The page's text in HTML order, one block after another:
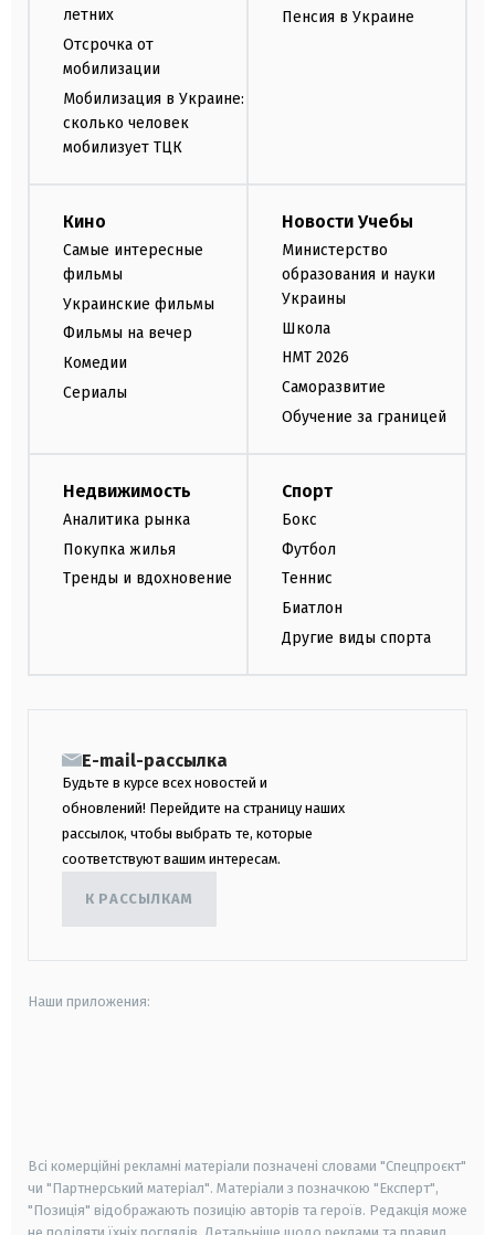
летних
Отсрочка от
мобилизации
Мобилизация в Украине:
сколько человек
мобилизует ТЦК
Пенсия в Украине
Кино
Самые интересные
фильмы
Украинские фильмы
Фильмы на вечер
Комедии
Сериалы
Новости Учебы
Министерство
образования и науки
Украины
Школа
НМТ 2026
Саморазвитие
Обучение за границей
Недвижимость
Аналитика рынка
Покупка жилья
Тренды и вдохновение
Спорт
Бокс
Футбол
Теннис
Биатлон
Другие виды спорта
E-mail-рассылка
Будьте в курсе всех новостей и
обновлений! Перейдите на страницу наших
рассылок, чтобы выбрать те, которые
соответствуют вашим интересам.
К РАССЫЛКАМ
Наши приложения:
Всі комерційні рекламні матеріали позначені словами "Спецпроєкт"
чи "Партнерський матеріал". Матеріали з позначкою "Експерт",
"Позиція" відображають позицію авторів та героїв. Редакція може